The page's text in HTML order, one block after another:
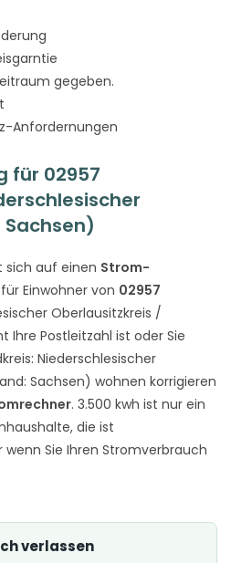
gegeben.
Anfordernungen
für 02957
sich auf einen Strom-
Einwohner von 02957
Oberlausitzkreis /
Ihre Postleitzahl ist oder Sie
Niederschlesischer
Sachsen) wohnen korrigieren
. 3.500 kwh ist nur ein
die ist
Sie Ihren Stromverbrauch
verlassen